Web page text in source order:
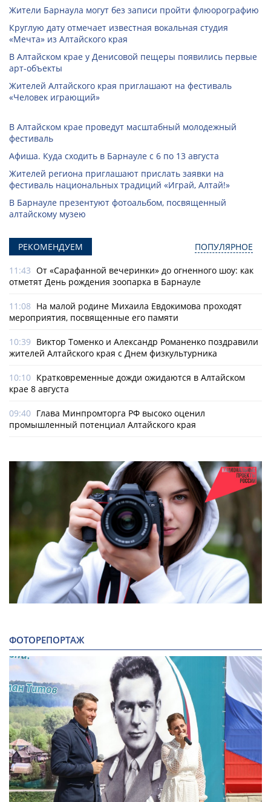
Жители Барнаула могут без записи пройти флюорографию
Круглую дату отмечает известная вокальная студия
«Мечта» из Алтайского края
В Алтайском крае у Денисовой пещеры появились первые
арт-объекты
Жителей Алтайского края приглашают на фестиваль
«Человек играющий»
В Алтайском крае проведут масштабный молодежный
фестиваль
Афиша. Куда сходить в Барнауле с 6 по 13 августа
Жителей региона приглашают прислать заявки на
фестиваль национальных традиций «Играй, Алтай!»
В Барнауле презентуют фотоальбом, посвященный
алтайскому музею
РЕКОМЕНДУЕМ ПОПУЛЯРНОЕ
11:43 От «Сарафанной вечеринки» до огненного шоу: как
отметят День рождения зоопарка в Барнауле
11:08 На малой родине Михаила Евдокимова проходят
мероприятия, посвященные его памяти
10:39 Виктор Томенко и Александр Романенко поздравили
жителей Алтайского края с Днем физкультурника
10:10 Кратковременные дожди ожидаются в Алтайском
крае 8 августа
09:40 Глава Минпромторга РФ высоко оценил
промышленный потенциал Алтайского края
ФОТОРЕПОРТАЖ